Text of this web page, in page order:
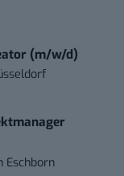
(m/w/d)
Eschborn